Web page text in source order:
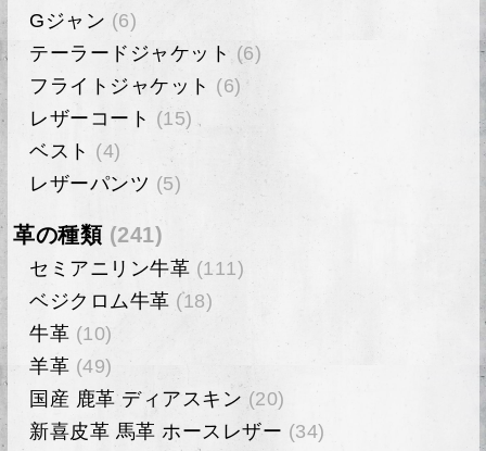
Gジャン (6)
テーラードジャケット (6)
フライトジャケット (6)
レザーコート (15)
ベスト (4)
レザーパンツ (5)
革の種類(241)
セミアニリン牛革 (111)
ベジクロム牛革 (18)
牛革 (10)
羊革 (49)
国産 鹿革 ディアスキン (20)
新喜皮革 馬革 ホースレザー (34)